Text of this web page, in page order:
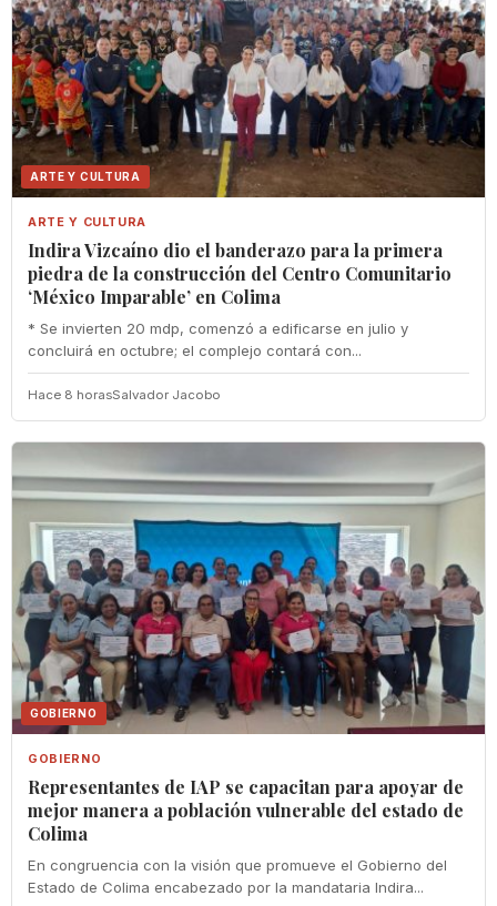
ARTE Y CULTURA
ARTE Y CULTURA
Indira Vizcaíno dio el banderazo para la primera
piedra de la construcción del Centro Comunitario
‘México Imparable’ en Colima
* Se invierten 20 mdp, comenzó a edificarse en julio y
concluirá en octubre; el complejo contará con...
Hace 8 horasSalvador Jacobo
GOBIERNO
GOBIERNO
Representantes de IAP se capacitan para apoyar de
mejor manera a población vulnerable del estado de
Colima
En congruencia con la visión que promueve el Gobierno del
Estado de Colima encabezado por la mandataria Indira...